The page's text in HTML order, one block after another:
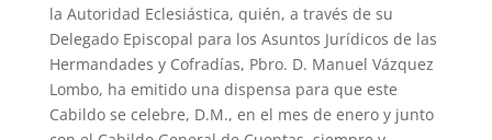
la Autoridad Eclesiástica, quién, a través de su
Delegado Episcopal para los Asuntos Jurídicos de las
Hermandades y Cofradías, Pbro. D. Manuel Vázquez
Lombo, ha emitido una dispensa para que este
Cabildo se celebre, D.M., en el mes de enero y junto